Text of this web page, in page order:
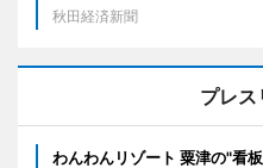
秋田経済新聞
プレス
わんわんリゾート 粟津の"看